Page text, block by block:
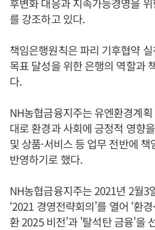
를 강조하고 있다.
책임은행원칙은 파리 기후협약
목표 달성을 위한 은행의 역할과
다.
NH농협금융지주는 유엔환경계
대로 환경과 사회에 긍정적 영향
및 상품·서비스 등 업무 전반에
반영하기로 했다.
NH농협금융지주는 2021년 2월3
‘2021 경영전략회의’를 열어 ‘환
환 2025 비전’과 '탈석탄 금융'을